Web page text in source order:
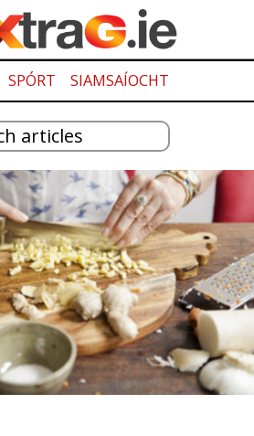
SPÓRT SIAMSAÍOCHT